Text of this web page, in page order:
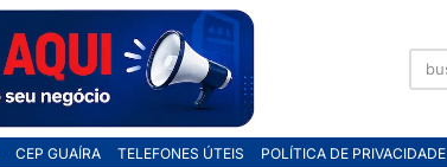
CEP GUAÍRA TELEFONES ÚTEIS POLÍTICA DE PRIVACIDADE